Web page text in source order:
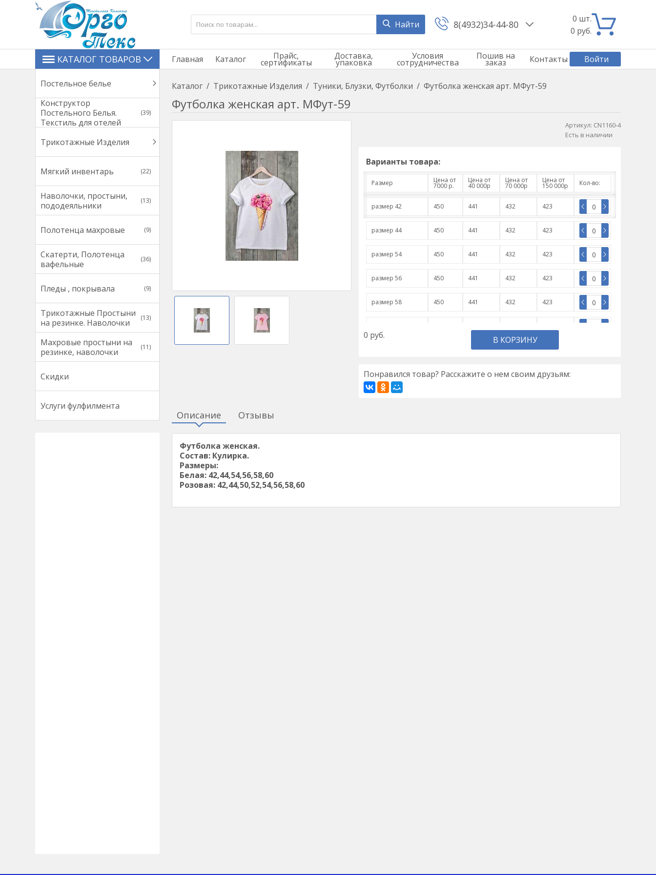
Найти 8(4932)34-44-80
0 шт.
0 руб.
КАТАЛОГ ТОВАРОВ
Постельное белье
Конструктор
Постельного Белья.
Текстиль для отелей
(39)
Трикотажные Изделия
Мягкий инвентарь (22)
Наволочки, простыни,
пододеяльники
(13)
Полотенца махровые (9)
Скатерти, Полотенца
вафельные
(36)
Пледы , покрывала (9)
Трикотажные Простыни
на резинке. Наволочки
(13)
Махровые простыни на
резинке, наволочки
(11)
Скидки
Услуги фулфилмента
Главная Каталог Прайс,
сертификаты
Доставка,
упаковка
Условия
сотрудничества
Пошив на
заказ Контакты Войти
Каталог / Трикотажные Изделия / Туники, Блузки, Футболки / Футболка женская арт. МФут-59
Футболка женская арт. МФут-59
Артикул: CN1160-4
Есть в наличии
Варианты товара:
Размер Цена от
7000 р.
Цена от
40 000р
Цена от
70 000р
Цена от
150 000р Кол-во:
размер 42 450 441 432 423
размер 44 450 441 432 423
размер 54 450 441 432 423
размер 56 450 441 432 423
размер 58 450 441 432 423
0 руб. В КОРЗИНУ
Понравился товар? Расскажите о нем своим друзьям:
Описание Отзывы
Футболка женская.
Состав: Кулирка.
Размеры:
Белая: 42,44,54,56,58,60
Розовая: 42,44,50,52,54,56,58,60